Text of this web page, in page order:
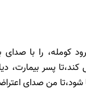
کومله، را با صدای
پسر بیمارت،
شود،تا من صدای